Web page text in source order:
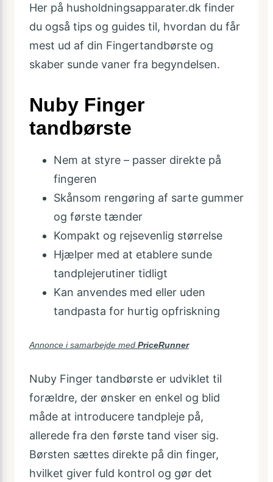
Her på husholdningsapparater.dk finder
du også tips og guides til, hvordan du får
mest ud af din Fingertandbørste og
skaber sunde vaner fra begyndelsen.
Nuby Finger
tandbørste
Nem at styre – passer direkte på
fingeren
Skånsom rengøring af sarte gummer
og første tænder
Kompakt og rejsevenlig størrelse
Hjælper med at etablere sunde
tandplejerutiner tidligt
Kan anvendes med eller uden
tandpasta for hurtig opfriskning
Annonce i samarbejde med PriceRunner
Nuby Finger tandbørste er udviklet til
forældre, der ønsker en enkel og blid
måde at introducere tandpleje på,
allerede fra den første tand viser sig.
Børsten sættes direkte på din finger,
hvilket giver fuld kontrol og gør det